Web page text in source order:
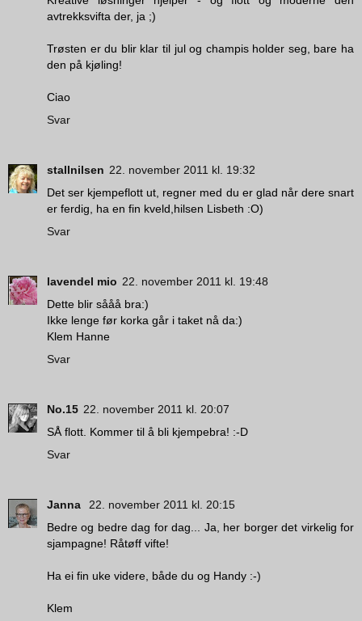
avtrekksvifta der, ja ;)
Trøsten er du blir klar til jul og champis holder seg, bare ha
den på kjøling!
Ciao
Svar
stallnilsen 22. november 2011 kl. 19:32
Det ser kjempeflott ut, regner med du er glad når dere snart
er ferdig, ha en fin kveld,hilsen Lisbeth :O)
Svar
lavendel mio 22. november 2011 kl. 19:48
Dette blir sååå bra:)
Ikke lenge før korka går i taket nå da:)
Klem Hanne
Svar
No.15 22. november 2011 kl. 20:07
SÅ flott. Kommer til å bli kjempebra! :-D
Svar
Janna
22. november 2011 kl. 20:15
Bedre og bedre dag for dag... Ja, her borger det virkelig for
sjampagne! Råtøff vifte!
Ha ei fin uke videre, både du og Handy :-)
Klem